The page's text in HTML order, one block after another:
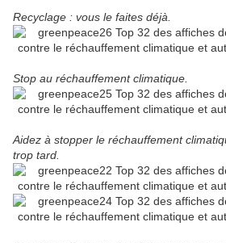
Recyclage : vous le faites déjà.
Stop au réchauffement climatique.
Aidez à stopper le réchauffement
trop tard.